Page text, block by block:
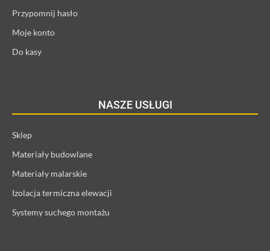
Przypomnij hasło
Moje konto
Do kasy
NASZE USŁUGI
Sklep
Materiały budowlane
Materiały malarskie
Izolacja termiczna elewacji
Systemy suchego montażu